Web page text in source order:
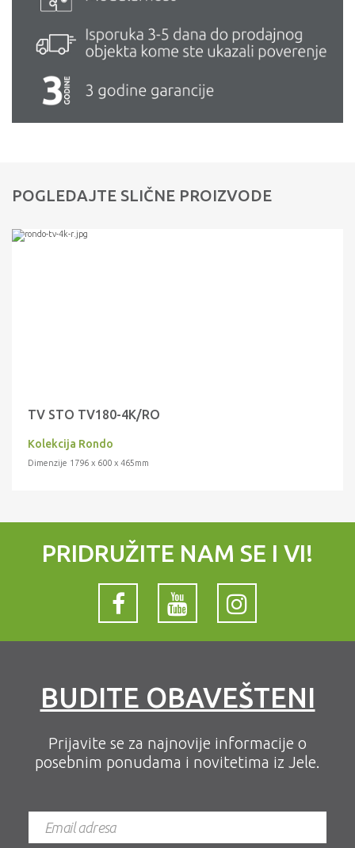
POGLEDAJTE SLIČNE PROIZVODE
TV STO TV180-4K/RO
Kolekcija Rondo
Dimenzije 1796 x 600 x 465mm
PRIDRUŽITE NAM SE I VI!
BUDITE OBAVEŠTENI
Prijavite se za najnovije informacije o
posebnim ponudama i novitetima iz Jele.